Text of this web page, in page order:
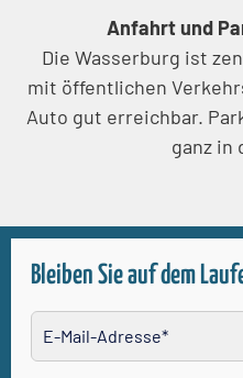
Anfahrt und
Die Wasserburg ist
mit öffentlichen
Auto gut erreichbar.
ganz in
Bleiben Sie auf dem